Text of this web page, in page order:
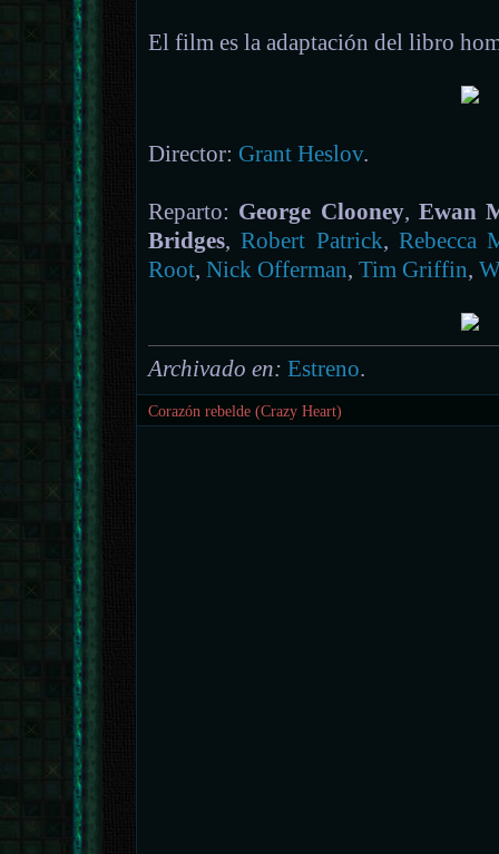
El film es la adaptación del libro
Director: Grant Heslov.
Reparto: George Clooney,Ewan
Bridges,Robert Patrick,Rebecca
Root,Nick Offerman,Tim Griffin,
Archivado en: Estreno.
Corazón rebelde (Crazy Heart)